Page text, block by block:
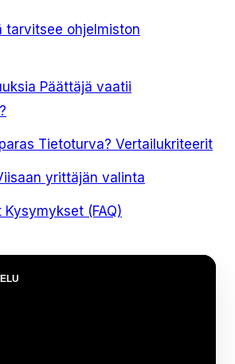
tarvitsee ohjelmiston
Päättäjä vaatii
Tietoturva? Vertailukriteerit
yrittäjän valinta
(FAQ)